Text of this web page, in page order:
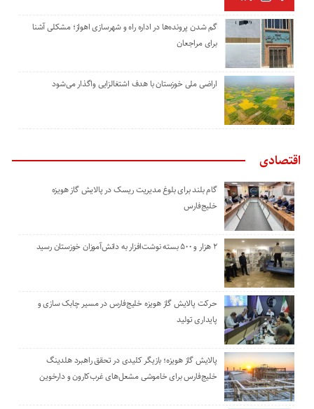
گم شدن پرونده‌ها در اداره راه و شهرسازی اهواز؛ مشکلی آشنا
برای مراجعان
اراضی ملی خوزستان با هدف اشتغالزایی واگذار می‌شود
اقتصادی
گام بلند برای بلوغ مدیریت ریسک در پالایش گاز هویزه
خلیج‌فارس
۲ هزار و ۵۰۰ بسته نوشت‌افزار به دانش‌آموزان خوزستان رسید
حرکت پالایش گاز هویزه خلیج‌فارس در مسیر چابک سازی و
پایداری تولید
پالایش گاز هویزه؛ بازیگر کلیدی در تحقق راهبرد هلدینگ
خلیج‌فارس برای خاموشی مشعل‌های غرب‌کارون و دارخوین